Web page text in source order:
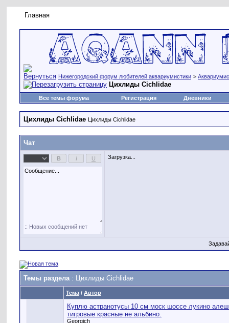
Главная
Нижегородский форум любителей аквариумистики >
Цихлиды Cichlidae
Все темы форума Регистрация Дневники
Цихлиды Cichlidae Цихлиды Cichlidae
Чат
Загрузка...
Темы раздела: Цихлиды Cichlidae
Тема / Автор
Куплю астранотусы 10 см моск шоссе лукино
тигровые красные не альбино.
Georgich